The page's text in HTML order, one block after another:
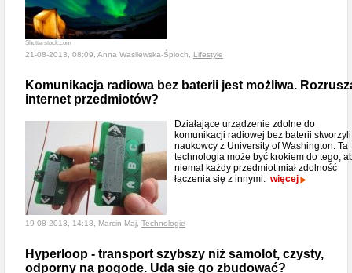
Shutterstock.com
21-08-2013, 08:09, Anna Wasilewska-Śpioch, Lifestyle
Komunikacja radiowa bez baterii jest możliwa.
internet przedmiotów?
Działające urządzenie zdolne do
komunikacji radiowej bez baterii stworzyli
naukowcy z University of Washington. Ta
technologia może być krokiem do tego,
niemal każdy przedmiot miał zdolność
łączenia się z innymi. więcej
19-08-2013, 14:18, Marcin Maj, Technologie
Hyperloop - transport szybszy niż samolot, czysty,
odporny na pogodę. Uda się go zbudować?